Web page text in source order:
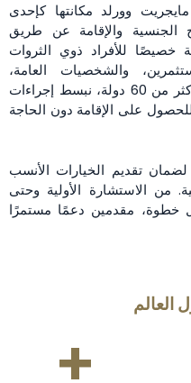
2007، رسّخت مايجريت وورلد مكانتها كإحدى
الجنسية والإقامة عن طريق
خصيصًا للأفراد ذوي الثروات
والشخصيات العامة،
والمكاتب القانونية. بخبرة تمتد عبر أكثر من 60 دولة، نبسط إجراءات
على الإقامة دون الحاجة
تقديم الخيارات الأنسب
من الاستشارة الأولية وحتى
خطوة، مقدمين دعمًا مستمرًا
العالم
+